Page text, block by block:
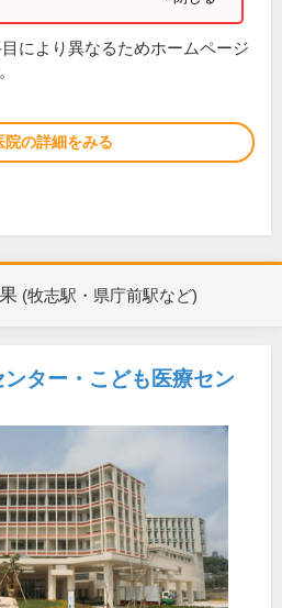
により異なるためホームページ
院の詳細をみる
(牧志駅・県庁前駅など)
ター・こども医療セン